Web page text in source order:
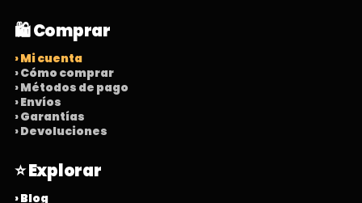
🛍️ Comprar
› Mi cuenta
› Cómo comprar
› Métodos de pago
› Envíos
› Garantías
› Devoluciones
⭐ Explorar
› Blog